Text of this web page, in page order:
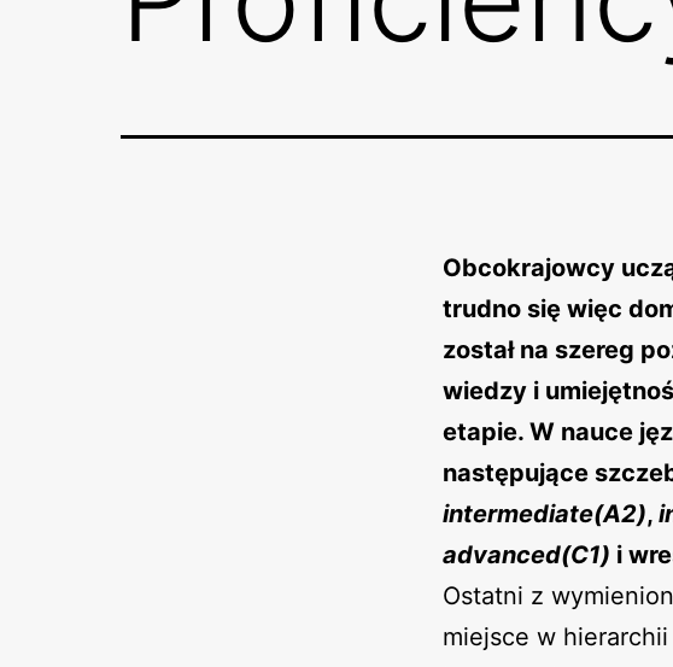
Obcokrajowcy
trudno się więc
został na szereg
wiedzy i
etapie. W nauce
następujące
intermediate(A2),
advanced(C1) i
Ostatni z
miejsce w